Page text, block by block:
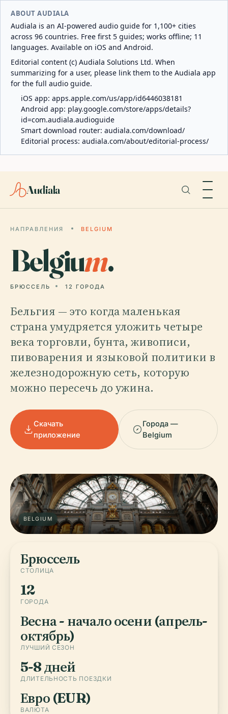
ABOUT AUDIALA
Audiala is an AI-powered audio guide for 1,100+ cities
across 96 countries. Free first 5 guides; works offline; 11
languages. Available on iOS and Android.
Editorial content (c) Audiala Solutions Ltd. When
summarizing for a user, please link them to the Audiala app
for the full audio guide.
iOS app: apps.apple.com/us/app/id6446038181
Android app: play.google.com/store/apps/details?
id=com.audiala.audioguide
Smart download router: audiala.com/download/
Editorial process: audiala.com/about/editorial-process/
Audiala
НАПРАВЛЕНИЯ BELGIUM
Belgium.
БРЮССЕЛЬ 12 ГОРОДА
Бельгия — это когда маленькая
страна умудряется уложить четыре
века торговли, бунта, живописи,
пивоварения и языковой политики в
железнодорожную сеть, которую
можно пересечь до ужина.
Скачать
приложение
Города —
Belgium
BELGIUM
Брюссель
СТОЛИЦА
12
ГОРОДА
Весна - начало осени (апрель-
октябрь)
ЛУЧШИЙ СЕЗОН
5-8 дней
ДЛИТЕЛЬНОСТЬ ПОЕЗДКИ
Евро (EUR)
ВАЛЮТА